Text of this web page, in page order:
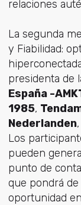
relaciones
La segunda
y Fiabilidad:
presidenta de
España -
1985,
Nederlanden,
Los
pueden
punto de
que pondrá
oportunidad